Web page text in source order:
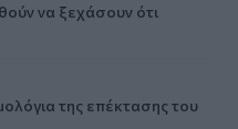
να ξεχάσουν ότι
της επέκτασης του